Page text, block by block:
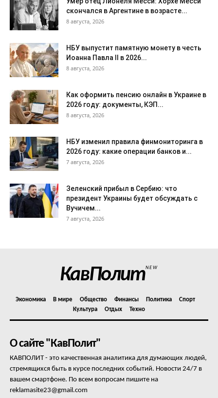
скончался в Аргентине в возрасте...
8 августа, 2026
НБУ выпустит памятную монету в честь
Иоанна Павла II в 2026...
8 августа, 2026
Как оформить пенсию онлайн в Украине в
2026 году: документы, КЭП...
8 августа, 2026
НБУ изменил правила финмониторинга в
2026 году: какие операции банков и...
7 августа, 2026
Зеленский прибыл в Сербию: что
президент Украины будет обсуждать с
Вучичем...
7 августа, 2026
КавПолитNEW
Экономика В мире Общество Финансы Политика
Спорт
Культура
Отдых Техно
О сайте "КавПолит"
КАВПОЛИТ - это качественная аналитика для думающих людей,
стремящихся быть в курсе последних событий. Новости 24/7 в
вашем смартфоне. По всем вопросам пишите на
reklamasite23@gmail.com